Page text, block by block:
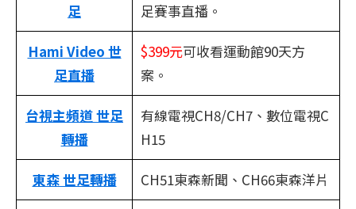
足
足賽事直播。
Hami Video 世
足直播
$399元可收看運動館90天方
案。
台視主頻道 世足
轉播
有線電視CH8/CH7、數位電視C
H15
東森 世足轉播 CH51東森新聞、CH66東森洋片